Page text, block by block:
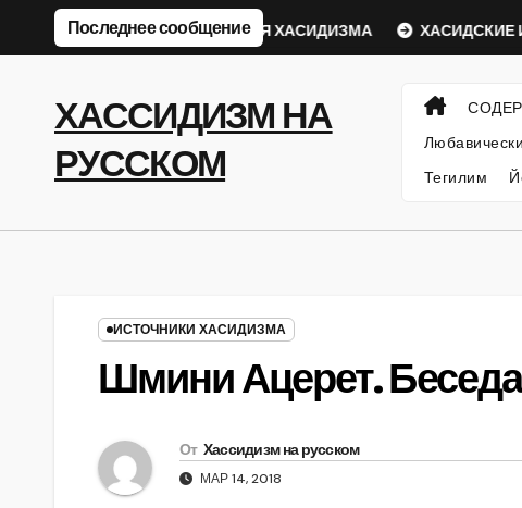
Перейти
Последнее сообщение
Ребе ФИЛОСОФИЯ ХАСИДИЗМА ХАСИДСКИЕ
ХАССИДИЗМ НА
РУССКОМ
Тегилим
ИСТОЧНИКИ ХАСИДИЗМА
Шмини Ацерет.
От Хассидизм на русском
МАР 14, 2018